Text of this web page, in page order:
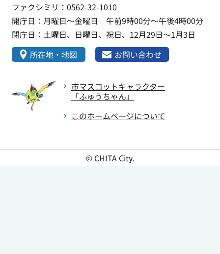
ファクシミリ：0562-32-1010
開庁日：月曜日～金曜日 午前9時00分～午後4時00分
閉庁日：土曜日、日曜日、祝日、12月29日～1月3日
所在地・地図
お問い合わせ
市マスコットキャラクター
「ふゅうちゃん」
このホームページについて
© CHITA City.